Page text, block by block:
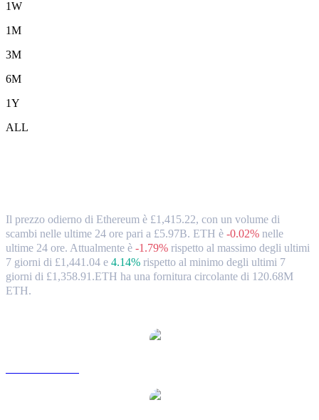
1W
1M
3M
6M
1Y
ALL
Il prezzo odierno di Ethereum è £1,415.22, con un volume di
scambi nelle ultime 24 ore pari a £5.97B. ETH è -0.02% nelle
ultime 24 ore. Attualmente è -1.79% rispetto al massimo degli ultimi
7 giorni di £1,441.04 e 4.14% rispetto al minimo degli ultimi 7
giorni di £1,358.91.ETH ha una fornitura circolante di 120.68M
ETH.